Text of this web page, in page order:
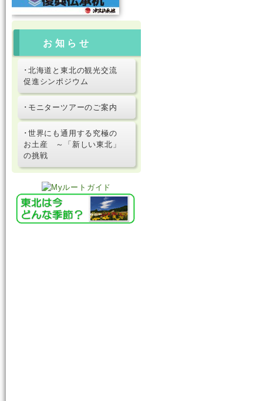
お知らせ
･北海道と東北の観光交流
促進シンポジウム
･モニターツアーのご案内
･世界にも通用する究極の
お土産 ～「新しい東北」
の挑戦